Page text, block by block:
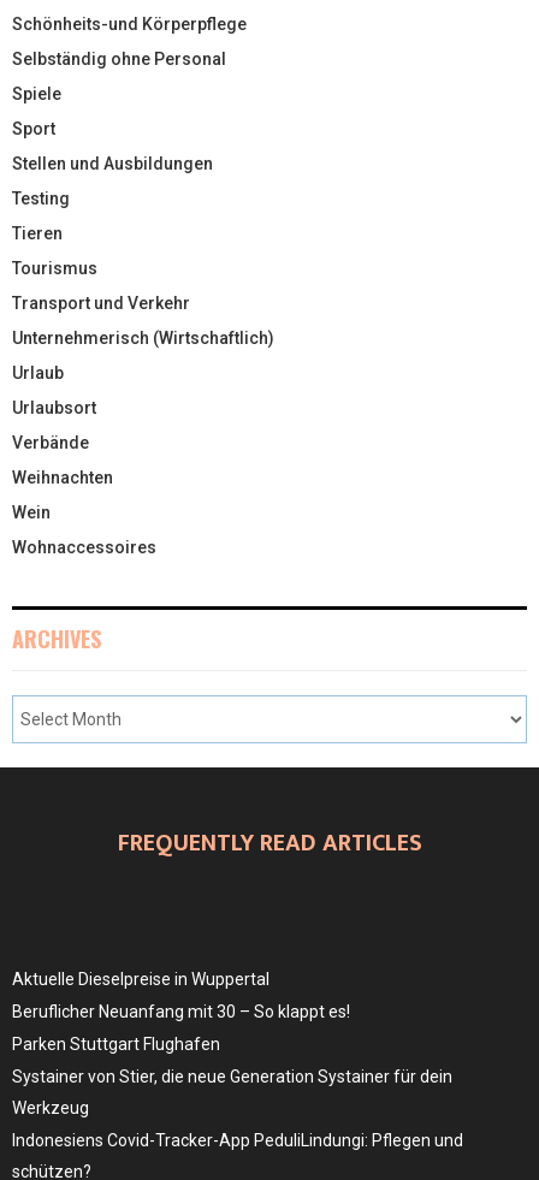
Schönheits-und Körperpflege
Selbständig ohne Personal
Spiele
Sport
Stellen und Ausbildungen
Testing
Tieren
Tourismus
Transport und Verkehr
Unternehmerisch (Wirtschaftlich)
Urlaub
Urlaubsort
Verbände
Weihnachten
Wein
Wohnaccessoires
ARCHIVES
FREQUENTLY READ ARTICLES
Aktuelle Dieselpreise in Wuppertal
Beruflicher Neuanfang mit 30 – So klappt es!
Parken Stuttgart Flughafen
Systainer von Stier, die neue Generation Systainer für dein
Werkzeug
Indonesiens Covid-Tracker-App PeduliLindungi: Pflegen und
schützen?